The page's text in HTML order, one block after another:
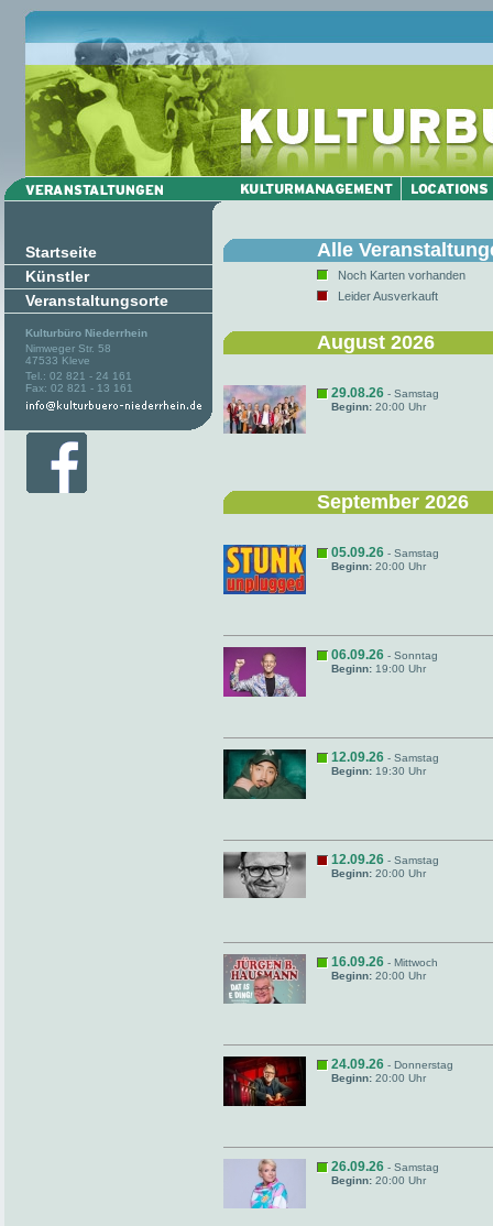
Startseite
Künstler
Veranstaltungsorte
Kulturbüro Niederrhein
Nimweger Str. 58
47533 Kleve
Tel.: 02 821 - 24 161
Fax: 02 821 - 13 161
Alle
Noch Karten vorhanden
Leider Ausverkauft
August 2026
29.08.26 - Samstag
Beginn: 20:00 Uhr
September 2026
05.09.26 - Samstag
Beginn: 20:00 Uhr
06.09.26 - Sonntag
Beginn: 19:00 Uhr
12.09.26 - Samstag
Beginn: 19:30 Uhr
12.09.26 - Samstag
Beginn: 20:00 Uhr
16.09.26 - Mittwoch
Beginn: 20:00 Uhr
24.09.26 - Donnerstag
Beginn: 20:00 Uhr
26.09.26 - Samstag
Beginn: 20:00 Uhr